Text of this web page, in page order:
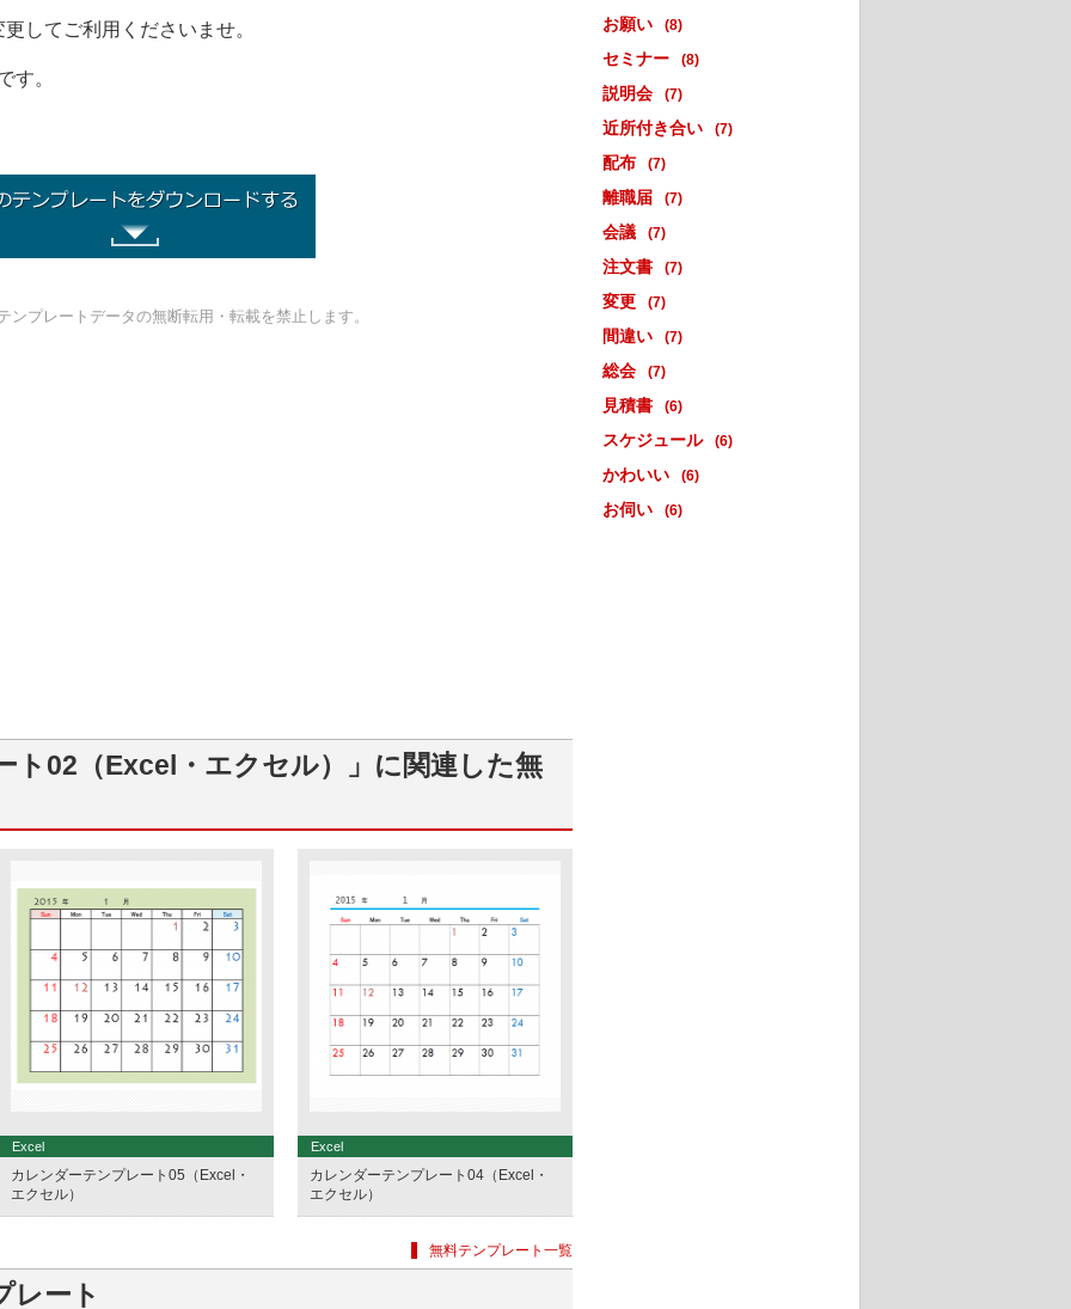
してご利用くださいませ。
す。
ンプレートデータの無断転用・転載を禁止します。
ト02（Excel・エクセル）」に関連した無
Excel
カレンダーテンプレート05（Excel・
エクセル）
Excel
カレンダーテンプレート04（Excel・
エクセル）
無料テンプレート一覧
レート
お願い (8)
セミナー (8)
説明会 (7)
近所付き合い (7)
配布 (7)
離職届 (7)
会議 (7)
注文書 (7)
変更 (7)
間違い (7)
総会 (7)
見積書 (6)
スケジュール (6)
かわいい (6)
お伺い (6)